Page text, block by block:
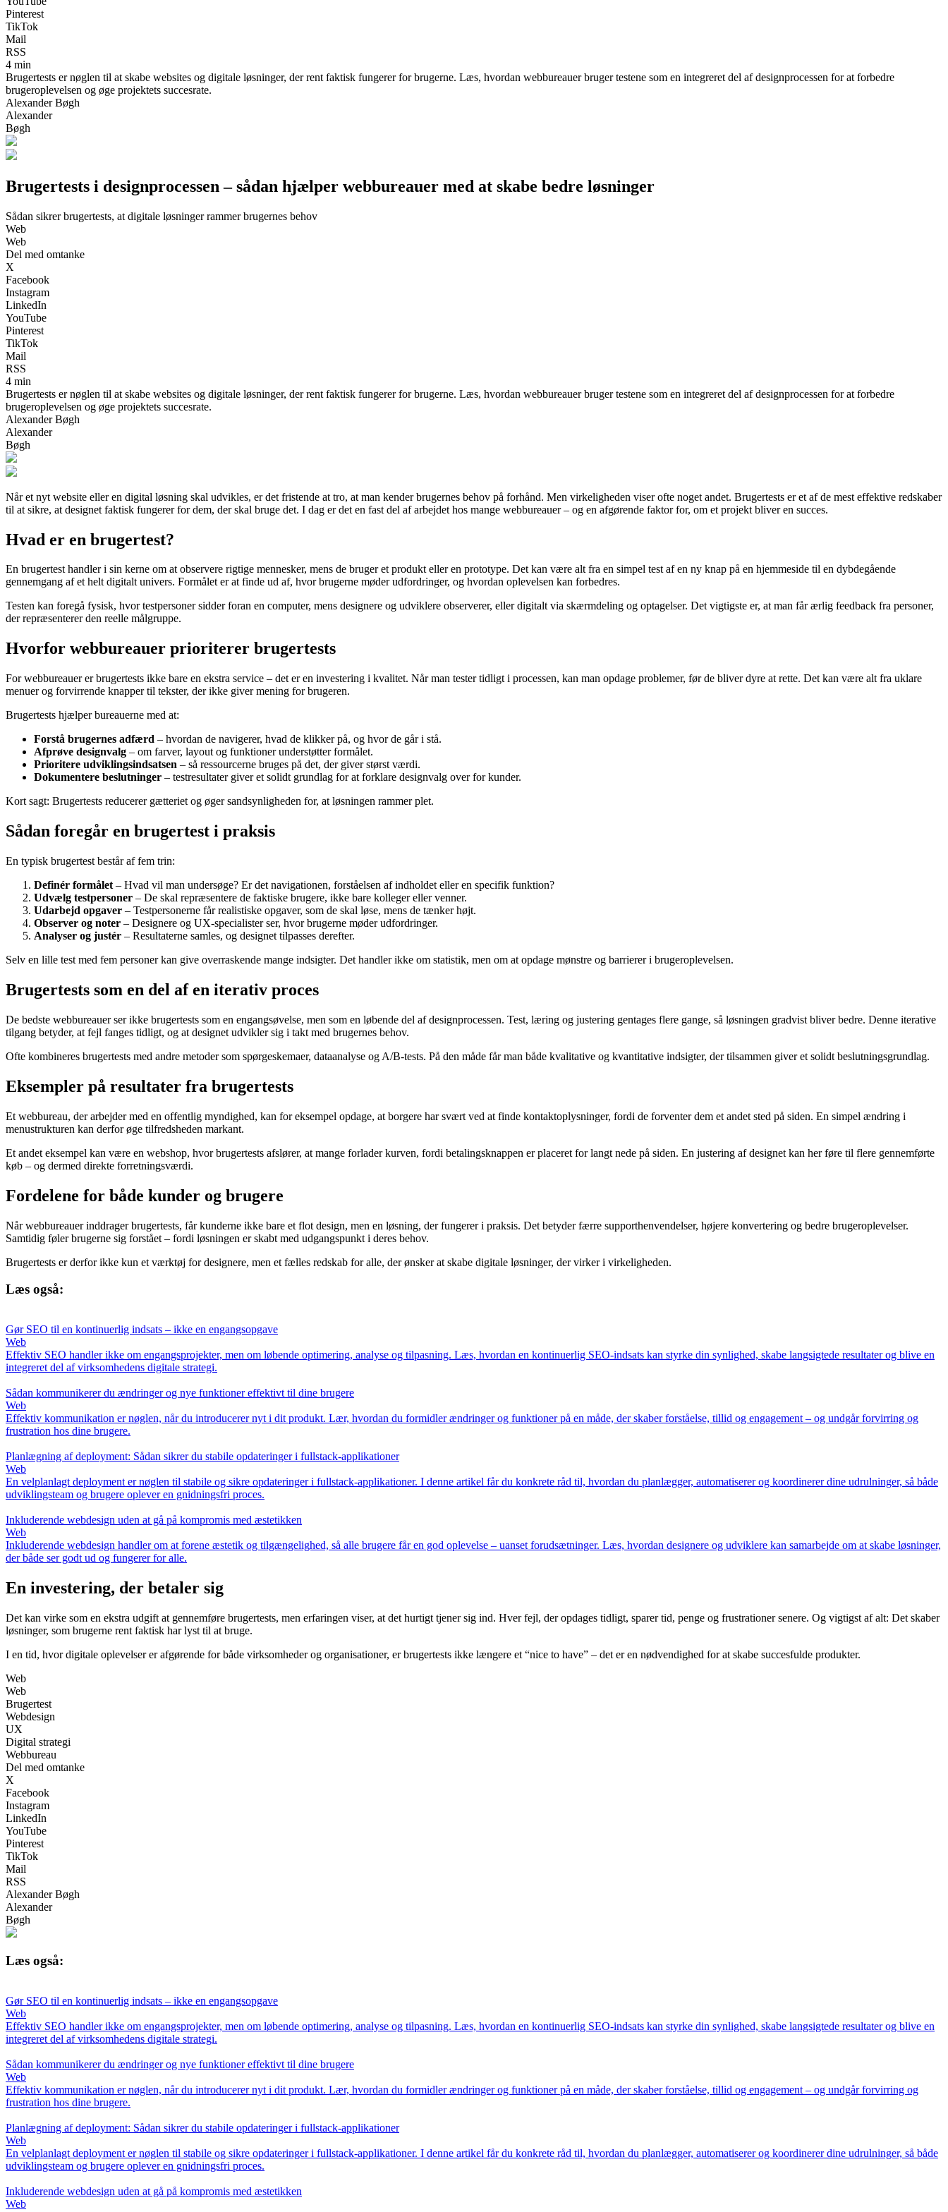
Pinterest
TikTok
Mail
RSS
4 min
Brugertests er nøglen til at skabe websites og digitale løsninger, der rent faktisk fungerer for brugerne. Læs, hvordan webbureauer bruger testene som en integreret del af designprocessen for at forbedre
brugeroplevelsen og øge projektets succesrate.
Alexander Bøgh
Alexander
Bøgh
Brugertests i designprocessen – sådan hjælper webbureauer med at skabe bedre løsninger
Sådan sikrer brugertests, at digitale løsninger rammer brugernes behov
Web
Web
Del med omtanke
X
Facebook
Instagram
LinkedIn
YouTube
Pinterest
TikTok
Mail
RSS
4 min
Brugertests er nøglen til at skabe websites og digitale løsninger, der rent faktisk fungerer for brugerne. Læs, hvordan webbureauer bruger testene som en integreret del af designprocessen for at forbedre
brugeroplevelsen og øge projektets succesrate.
Alexander Bøgh
Alexander
Bøgh
Når et nyt website eller en digital løsning skal udvikles, er det fristende at tro, at man kender brugernes behov på forhånd. Men virkeligheden viser ofte noget andet. Brugertests er et af de mest effektive redskaber
til at sikre, at designet faktisk fungerer for dem, der skal bruge det. I dag er det en fast del af arbejdet hos mange webbureauer – og en afgørende faktor for, om et projekt bliver en succes.
Hvad er en brugertest?
En brugertest handler i sin kerne om at observere rigtige mennesker, mens de bruger et produkt eller en prototype. Det kan være alt fra en simpel test af en ny knap på en hjemmeside til en dybdegående
gennemgang af et helt digitalt univers. Formålet er at finde ud af, hvor brugerne møder udfordringer, og hvordan oplevelsen kan forbedres.
Testen kan foregå fysisk, hvor testpersoner sidder foran en computer, mens designere og udviklere observerer, eller digitalt via skærmdeling og optagelser. Det vigtigste er, at man får ærlig feedback fra personer,
der repræsenterer den reelle målgruppe.
Hvorfor webbureauer prioriterer brugertests
For webbureauer er brugertests ikke bare en ekstra service – det er en investering i kvalitet. Når man tester tidligt i processen, kan man opdage problemer, før de bliver dyre at rette. Det kan være alt fra uklare
menuer og forvirrende knapper til tekster, der ikke giver mening for brugeren.
Brugertests hjælper bureauerne med at:
Forstå brugernes adfærd – hvordan de navigerer, hvad de klikker på, og hvor de går i stå.
Afprøve designvalg – om farver, layout og funktioner understøtter formålet.
Prioritere udviklingsindsatsen – så ressourcerne bruges på det, der giver størst værdi.
Dokumentere beslutninger – testresultater giver et solidt grundlag for at forklare designvalg over for kunder.
Kort sagt: Brugertests reducerer gætteriet og øger sandsynligheden for, at løsningen rammer plet.
Sådan foregår en brugertest i praksis
En typisk brugertest består af fem trin:
Definér formålet – Hvad vil man undersøge? Er det navigationen, forståelsen af indholdet eller en specifik funktion?
Udvælg testpersoner – De skal repræsentere de faktiske brugere, ikke bare kolleger eller venner.
Udarbejd opgaver – Testpersonerne får realistiske opgaver, som de skal løse, mens de tænker højt.
Observer og noter – Designere og UX-specialister ser, hvor brugerne møder udfordringer.
Analyser og justér – Resultaterne samles, og designet tilpasses derefter.
Selv en lille test med fem personer kan give overraskende mange indsigter. Det handler ikke om statistik, men om at opdage mønstre og barrierer i brugeroplevelsen.
Brugertests som en del af en iterativ proces
De bedste webbureauer ser ikke brugertests som en engangsøvelse, men som en løbende del af designprocessen. Test, læring og justering gentages flere gange, så løsningen gradvist bliver bedre. Denne iterative
tilgang betyder, at fejl fanges tidligt, og at designet udvikler sig i takt med brugernes behov.
Ofte kombineres brugertests med andre metoder som spørgeskemaer, dataanalyse og A/B-tests. På den måde får man både kvalitative og kvantitative indsigter, der tilsammen giver et solidt beslutningsgrundlag.
Eksempler på resultater fra brugertests
Et webbureau, der arbejder med en offentlig myndighed, kan for eksempel opdage, at borgere har svært ved at finde kontaktoplysninger, fordi de forventer dem et andet sted på siden. En simpel ændring i
menustrukturen kan derfor øge tilfredsheden markant.
Et andet eksempel kan være en webshop, hvor brugertests afslører, at mange forlader kurven, fordi betalingsknappen er placeret for langt nede på siden. En justering af designet kan her føre til flere gennemførte
køb – og dermed direkte forretningsværdi.
Fordelene for både kunder og brugere
Når webbureauer inddrager brugertests, får kunderne ikke bare et flot design, men en løsning, der fungerer i praksis. Det betyder færre supporthenvendelser, højere konvertering og bedre brugeroplevelser.
Samtidig føler brugerne sig forstået – fordi løsningen er skabt med udgangspunkt i deres behov.
Brugertests er derfor ikke kun et værktøj for designere, men et fælles redskab for alle, der ønsker at skabe digitale løsninger, der virker i virkeligheden.
Læs også:
Gør SEO til en kontinuerlig indsats – ikke en engangsopgave
Web
Effektiv SEO handler ikke om engangsprojekter, men om løbende optimering, analyse og tilpasning. Læs, hvordan en kontinuerlig SEO-indsats kan styrke din synlighed, skabe langsigtede resultater og blive en
integreret del af virksomhedens digitale strategi.
Sådan kommunikerer du ændringer og nye funktioner effektivt til dine brugere
Web
Effektiv kommunikation er nøglen, når du introducerer nyt i dit produkt. Lær, hvordan du formidler ændringer og funktioner på en måde, der skaber forståelse, tillid og engagement – og undgår forvirring og
frustration hos dine brugere.
Planlægning af deployment: Sådan sikrer du stabile opdateringer i fullstack-applikationer
Web
En velplanlagt deployment er nøglen til stabile og sikre opdateringer i fullstack-applikationer. I denne artikel får du konkrete råd til, hvordan du planlægger, automatiserer og koordinerer dine udrulninger, så både
udviklingsteam og brugere oplever en gnidningsfri proces.
Inkluderende webdesign uden at gå på kompromis med æstetikken
Web
Inkluderende webdesign handler om at forene æstetik og tilgængelighed, så alle brugere får en god oplevelse – uanset forudsætninger. Læs, hvordan designere og udviklere kan samarbejde om at skabe løsninger,
der både ser godt ud og fungerer for alle.
En investering, der betaler sig
Det kan virke som en ekstra udgift at gennemføre brugertests, men erfaringen viser, at det hurtigt tjener sig ind. Hver fejl, der opdages tidligt, sparer tid, penge og frustrationer senere. Og vigtigst af alt: Det skaber
løsninger, som brugerne rent faktisk har lyst til at bruge.
I en tid, hvor digitale oplevelser er afgørende for både virksomheder og organisationer, er brugertests ikke længere et “nice to have” – det er en nødvendighed for at skabe succesfulde produkter.
Web
Web
Brugertest
Webdesign
UX
Digital strategi
Webbureau
Del med omtanke
X
Facebook
Instagram
LinkedIn
YouTube
Pinterest
TikTok
Mail
RSS
Alexander Bøgh
Alexander
Bøgh
Læs også:
Gør SEO til en kontinuerlig indsats – ikke en engangsopgave
Web
Effektiv SEO handler ikke om engangsprojekter, men om løbende optimering, analyse og tilpasning. Læs, hvordan en kontinuerlig SEO-indsats kan styrke din synlighed, skabe langsigtede resultater og blive en
integreret del af virksomhedens digitale strategi.
Sådan kommunikerer du ændringer og nye funktioner effektivt til dine brugere
Web
Effektiv kommunikation er nøglen, når du introducerer nyt i dit produkt. Lær, hvordan du formidler ændringer og funktioner på en måde, der skaber forståelse, tillid og engagement – og undgår forvirring og
frustration hos dine brugere.
Planlægning af deployment: Sådan sikrer du stabile opdateringer i fullstack-applikationer
Web
En velplanlagt deployment er nøglen til stabile og sikre opdateringer i fullstack-applikationer. I denne artikel får du konkrete råd til, hvordan du planlægger, automatiserer og koordinerer dine udrulninger, så både
udviklingsteam og brugere oplever en gnidningsfri proces.
Inkluderende webdesign uden at gå på kompromis med æstetikken
Web